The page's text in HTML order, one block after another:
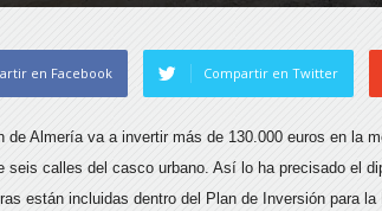
en Facebook Compartir en Twitter
de Almería va a invertir más de 130.000 euros en la
seis calles del casco urbano. Así lo ha precisado el
están incluidas dentro del Plan de Inversión para